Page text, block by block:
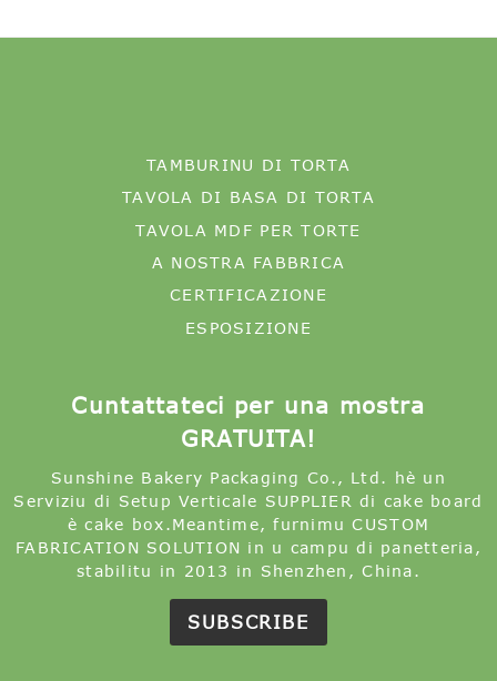
TAMBURINU DI TORTA
TAVOLA DI BASA DI TORTA
TAVOLA MDF PER TORTE
A NOSTRA FABBRICA
CERTIFICAZIONE
ESPOSIZIONE
Cuntattateci per una mostra
GRATUITA!
Sunshine Bakery Packaging Co., Ltd. hè un
Serviziu di Setup Verticale SUPPLIER di cake board
è cake box.Meantime, furnimu CUSTOM
FABRICATION SOLUTION in u campu di panetteria,
stabilitu in 2013 in Shenzhen, China.
SUBSCRIBE